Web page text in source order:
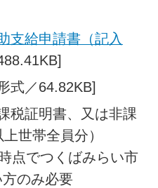
支給申請書（記入
式／64.82KB]
税証明書、又は非課
世帯全員分）
点でつくばみらい市
のみ必要